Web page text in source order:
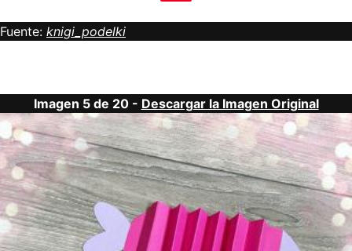
Fuente: knigi_podelki
Imagen 5 de 20 - Descargar la Imagen Original